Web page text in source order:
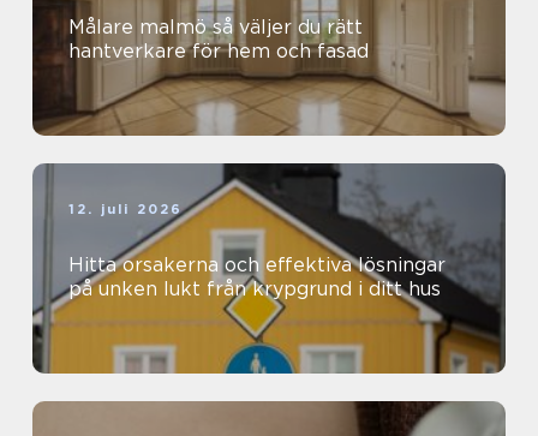
Målare malmö så väljer du rätt
hantverkare för hem och fasad
12. juli 2026
Hitta orsakerna och effektiva lösningar
på unken lukt från krypgrund i ditt hus